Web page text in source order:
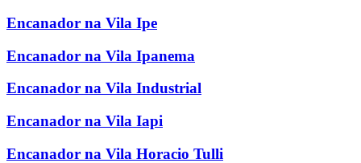
Encanador na Vila Ipe
Encanador na Vila Ipanema
Encanador na Vila Industrial
Encanador na Vila Iapi
Encanador na Vila Horacio Tulli